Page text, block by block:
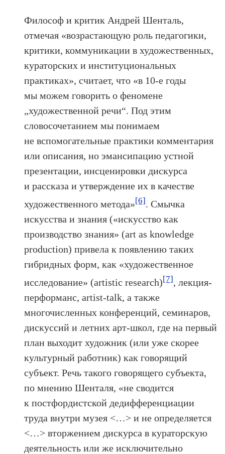
Философ и критик Андрей Шенталь,
отмечая «возрастающую роль педагогики,
критики, коммуникации в художественных,
кураторских и институциональных
практиках», считает, что «в 10‑е годы
мы можем говорить о феномене
„художественной речи“. Под этим
словосочетанием мы понимаем
не вспомогательные практики комментария
или описания, но эмансипацию устной
презентации, инсценировки дискурса
и рассказа и утверждение их в качестве
художественного метода»[6]. Смычка
искусства и знания («искусство как
производство знания» (art as knowledge
production) привела к появлению таких
гибридных форм, как «художественное
исследование» (artistic research)[7], лекция-
перформанс, artist-talk, а также
многочисленных конференций, семинаров,
дискуссий и летних арт-школ, где на первый
план выходит художник (или уже скорее
культурный работник) как говорящий
субъект. Речь такого говорящего субъекта,
по мнению Шенталя, «не сводится
к постфордистской дедифференциации
труда внутри музея <…> и не определяется
<…> вторжением дискурса в кураторскую
деятельность или же исключительно